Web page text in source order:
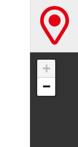
+
−